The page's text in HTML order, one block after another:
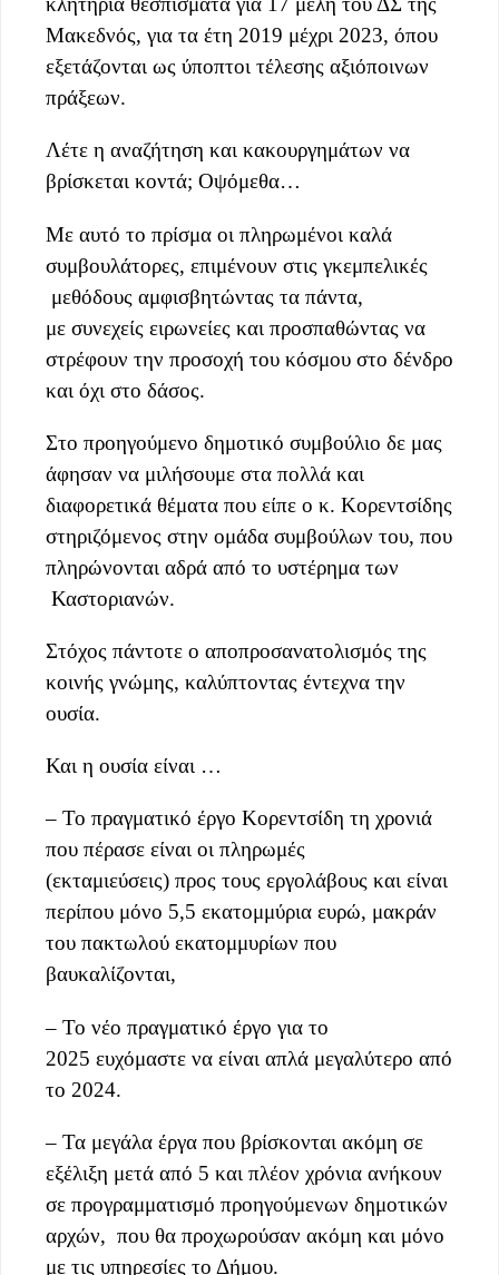
Μακεδνός, για τα έτη 2019 μέχρι 2023, όπου
εξετάζονται ως ύποπτοι τέλεσης αξιόποινων
πράξεων.
Λέτε η αναζήτηση και κακουργημάτων να
βρίσκεται κοντά; Οψόμεθα…
Με αυτό το πρίσμα οι πληρωμένοι καλά
συμβουλάτορες, επιμένουν στις γκεμπελικές
μεθόδους αμφισβητώντας τα πάντα,
με συνεχείς ειρωνείες και προσπαθώντας να
στρέφουν την προσοχή του κόσμου στο δένδρο
και όχι στο δάσος.
Στο προηγούμενο δημοτικό συμβούλιο δε μας
άφησαν να μιλήσουμε στα πολλά και
διαφορετικά θέματα που είπε ο κ. Κορεντσίδης
στηριζόμενος στην ομάδα συμβούλων του, που
πληρώνονται αδρά από το υστέρημα των
Καστοριανών.
Στόχος πάντοτε ο αποπροσανατολισμός της
κοινής γνώμης, καλύπτοντας έντεχνα την
ουσία.
Και η ουσία είναι …
– Το πραγματικό έργο Κορεντσίδη τη χρονιά
που πέρασε είναι οι πληρωμές
(εκταμιεύσεις) προς τους εργολάβους και είναι
περίπου μόνο 5,5 εκατομμύρια ευρώ, μακράν
του πακτωλού εκατομμυρίων που
βαυκαλίζονται,
– Το νέο πραγματικό έργο για το
2025 ευχόμαστε να είναι απλά μεγαλύτερο από
το 2024.
– Τα μεγάλα έργα που βρίσκονται ακόμη σε
εξέλιξη μετά από 5 και πλέον χρόνια ανήκουν
σε προγραμματισμό προηγούμενων δημοτικών
αρχών, που θα προχωρούσαν ακόμη και μόνο
με τις υπηρεσίες το Δήμου.